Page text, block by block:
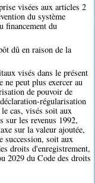
visées aux articles 2
du système
financement du
dû en raison de la
visés dans le présent
peut plus exercer au
de pouvoir de
régularisation
cas, visés soit aux
sur les revenus 1992,
sur la valeur ajoutée,
succession, soit aux
droits d'enregistrement,
2029 du Code des droits